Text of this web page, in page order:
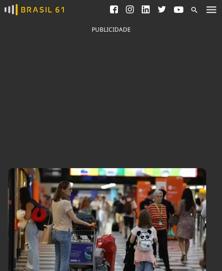
Ver todas as notícias
Saneamento
Indicadores
Agronegócios
Brasil
Brasil Mineral
Ciência &
Tecnologia
Cinema
Comportamento
Cultura
Economia
Educação
Infraestrutura
Internacional
Meio Ambiente
Podcast
Política
Saúde
Tempo
PUBLICIDADE